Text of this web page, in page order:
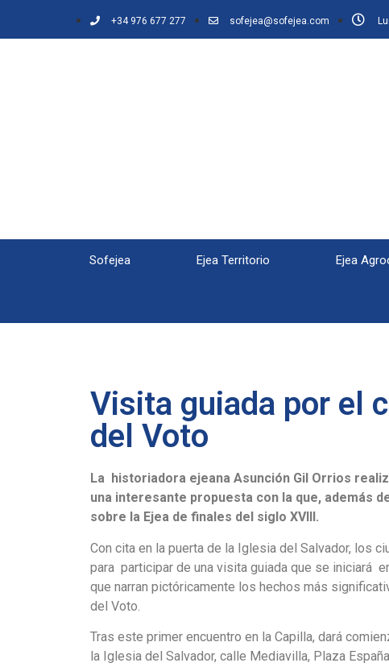
+34 976 677 277 sofejea@sofejea.com
Sofejea Ejea Territorio Ejea
Visita guiada por el
del Voto
La historiadora ejeana Asunción Gil Orrios
una interesante propuesta con la que, además
sobre la Ejea de finales del siglo XVIII.
Con cita en la puerta de la Iglesia del Salvador, los
para participar de una visita guiada que se iniciará
que narran pictóricamente los hechos más
del Voto.
Tras este primer encuentro en la Capilla, dará
la Iglesia del Salvador, calle Mediavilla, Plaza